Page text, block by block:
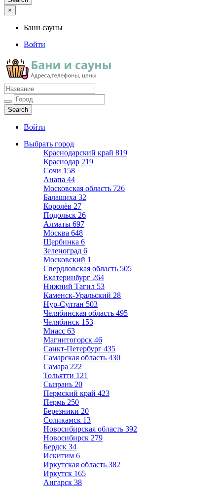
×
Бани сауны
Войти
Бани сауны
Адреса и телефоны
Войти
Выбрать город
Краснодарский край 819
Краснодар 219
Сочи 158
Анапа 44
Московская область 726
Балашиха 32
Королёв 27
Подольск 26
Алматы 697
Москва 648
Щербинка 6
Зеленоград 6
Московский 1
Свердловская область 505
Екатеринбург 264
Нижний Тагил 53
Каменск-Уральский 28
Нур-Султан 503
Челябинская область 495
Челябинск 153
Миасс 63
Магнитогорск 46
Санкт-Петербург 435
Самарская область 430
Самара 222
Тольятти 121
Сызрань 20
Пермский край 423
Пермь 250
Березники 20
Соликамск 13
Новосибирская область 392
Новосибирск 279
Бердск 34
Искитим 6
Иркутская область 382
Иркутск 165
Ангарск 38